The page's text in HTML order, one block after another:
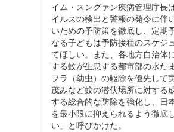
イム・スングァン疾病管理庁長
イルスの検出と警報の発令に伴
いための予防策を徹底し、定期
なる子どもは予防接種のスケジ
てほしい。また、各地方自治体
する蚊が生息する都市部の水た
フラ（幼虫）の駆除を優先して
茂みなど蚊の潜伏場所に対する
する総合的な防除を強化し、日
を最小限に抑えられるよう徹底
い」と呼びかけた。